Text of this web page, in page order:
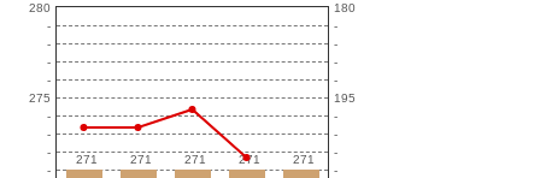
280
-
-
-
-
275
-
-
-
-
271
271 271
271 271
271 271
271 271
271
180
-
-
-
-
195
-
-
-
-